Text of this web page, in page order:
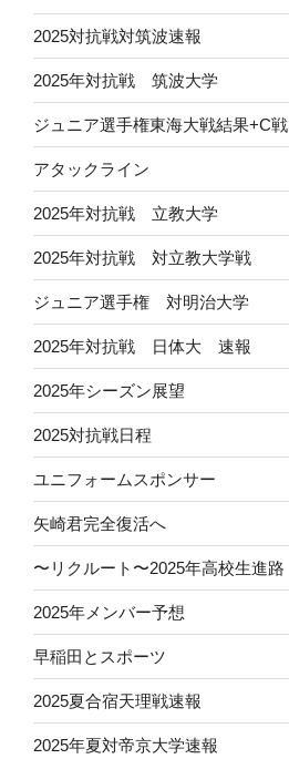
2025対抗戦対筑波速報
2025年対抗戦 筑波大学
ジュニア選手権東海大戦結果+C戦
アタックライン
2025年対抗戦 立教大学
2025年対抗戦 対立教大学戦
ジュニア選手権 対明治大学
2025年対抗戦 日体大 速報
2025年シーズン展望
2025対抗戦日程
ユニフォームスポンサー
矢崎君完全復活へ
〜リクルート〜2025年高校生進路
2025年メンバー予想
早稲田とスポーツ
2025夏合宿天理戦速報
2025年夏対帝京大学速報